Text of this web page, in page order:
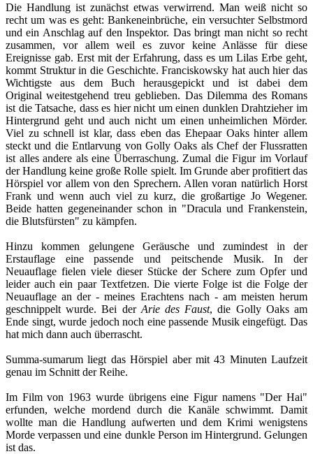
Die Handlung ist zunächst etwas verwirrend. Man weiß nicht so
recht um was es geht: Bankeneinbrüche, ein versuchter Selbstmord
und ein Anschlag auf den Inspektor. Das bringt man nicht so recht
zusammen, vor allem weil es zuvor keine Anlässe für diese
Ereignisse gab. Erst mit der Erfahrung, dass es um Lilas Erbe geht,
kommt Struktur in die Geschichte. Franciskowsky hat auch hier das
Wichtigste aus dem Buch herausgepickt und ist dabei dem
Original weitestgehend treu geblieben. Das Dilemma des Romans
ist die Tatsache, dass es hier nicht um einen dunklen Drahtzieher im
Hintergrund geht und auch nicht um einen unheimlichen Mörder.
Viel zu schnell ist klar, dass eben das Ehepaar Oaks hinter allem
steckt und die Entlarvung von Golly Oaks als Chef der Flussratten
ist alles andere als eine Überraschung. Zumal die Figur im Vorlauf
der Handlung keine große Rolle spielt. Im Grunde aber profitiert das
Hörspiel vor allem von den Sprechern. Allen voran natürlich Horst
Frank und wenn auch viel zu kurz, die großartige Jo Wegener.
Beide hatten gegeneinander schon in "Dracula und Frankenstein,
die Blutsfürsten" zu kämpfen.
Hinzu kommen gelungene Geräusche und zumindest in der
Erstauflage eine passende und peitschende Musik. In der
Neuauflage fielen viele dieser Stücke der Schere zum Opfer und
leider auch ein paar Textfetzen. Die vierte Folge ist die Folge der
Neuauflage an der - meines Erachtens nach - am meisten herum
geschnippelt wurde. Bei der Arie des Faust, die Golly Oaks am
Ende singt, wurde jedoch noch eine passende Musik eingefügt. Das
hat mich dann auch überrascht.
Summa-sumarum liegt das Hörspiel aber mit 43 Minuten Laufzeit
genau im Schnitt der Reihe.
Im Film von 1963 wurde übrigens eine Figur namens "Der Hai"
erfunden, welche mordend durch die Kanäle schwimmt. Damit
wollte man die Handlung aufwerten und dem Krimi wenigstens
Morde verpassen und eine dunkle Person im Hintergrund. Gelungen
ist das.